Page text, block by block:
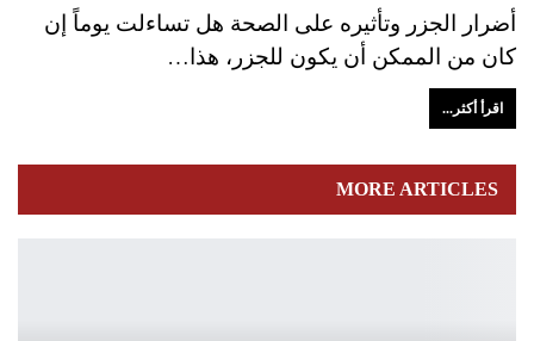
أضرار الجزر وتأثيره على الصحة هل تساءلت يوماً إن
كان من الممكن أن يكون للجزر، هذا…
اقرأ أكثر...
MORE ARTICLES